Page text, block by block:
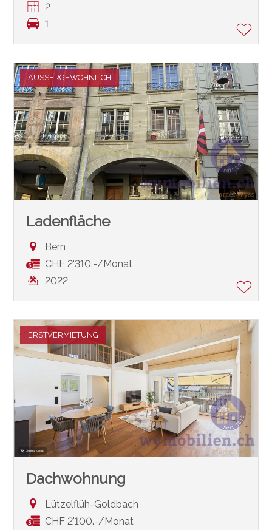
2
1
AUSSERGEWÖHNLICH
Ladenfläche
Bern
CHF 2'310.-/Monat
2022
ERSTVERMIETUNG
Dachwohnung
Lützelflüh-Goldbach
CHF 2'100.-/Monat